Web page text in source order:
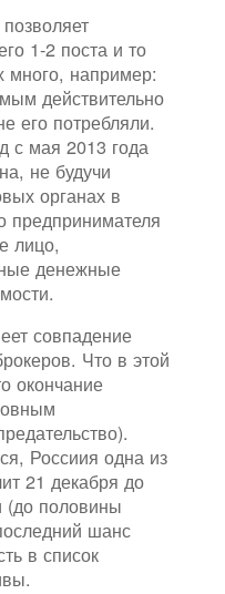
1-2 поста и то
много, например:
действительно
его потребляли.
с мая 2013 года
не будучи
органах в
предпринимателя
лицо,
денежные
совпадение
Что в этой
окончание
Россиия одна из
21 декабря до
(до половины
шанс
в список